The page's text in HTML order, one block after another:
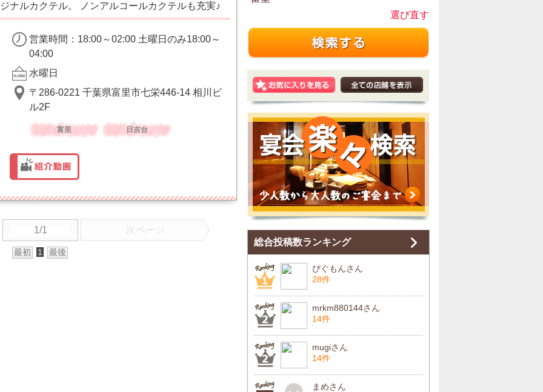
ナルカクテル。 ノンアルコールカクテルも充実♪
営業時間：18:00～02:00 土曜日のみ18:00～
04:00
水曜日
〒286-0221 千葉県富里市七栄446-14 相川ビ
ル2F
富里 日吉台
1/1 次ページ
最初 1 最後
選び直す
総合投稿数ランキング
ぴぐもんさん
28件
mrkm880144さん
14件
mugiさん
14件
まめさん